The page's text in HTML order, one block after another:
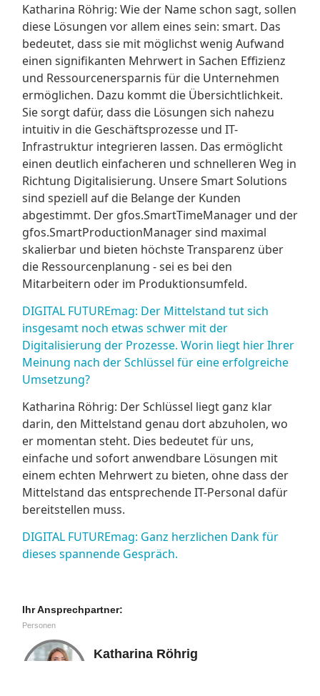
Katharina Röhrig: Wie der Name schon sagt, sollen
diese Lösungen vor allem eines sein: smart. Das
bedeutet, dass sie mit möglichst wenig Aufwand
einen signifikanten Mehrwert in Sachen Effizienz
und Ressourcenersparnis für die Unternehmen
ermöglichen. Dazu kommt die Übersichtlichkeit.
Sie sorgt dafür, dass die Lösungen sich nahezu
intuitiv in die Geschäftsprozesse und IT-
Infrastruktur integrieren lassen. Das ermöglicht
einen deutlich einfacheren und schnelleren Weg in
Richtung Digitalisierung. Unsere Smart Solutions
sind speziell auf die Belange der Kunden
abgestimmt. Der gfos.SmartTimeManager und der
gfos.SmartProductionManager sind maximal
skalierbar und bieten höchste Transparenz über
die Ressourcenplanung - sei es bei den
Mitarbeitern oder im Produktionsumfeld.
DIGITAL FUTUREmag: Der Mittelstand tut sich
insgesamt noch etwas schwer mit der
Digitalisierung der Prozesse. Worin liegt hier Ihrer
Meinung nach der Schlüssel für eine erfolgreiche
Umsetzung?
Katharina Röhrig: Der Schlüssel liegt ganz klar
darin, den Mittelstand genau dort abzuholen, wo
er momentan steht. Dies bedeutet für uns,
einfache und sofort anwendbare Lösungen mit
einem echten Mehrwert zu bieten, ohne dass der
Mittelstand das entsprechende IT-Personal dafür
bereitstellen muss.
DIGITAL FUTUREmag: Ganz herzlichen Dank für
dieses spannende Gespräch.
Ihr Ansprechpartner:
Personen
Katharina Röhrig